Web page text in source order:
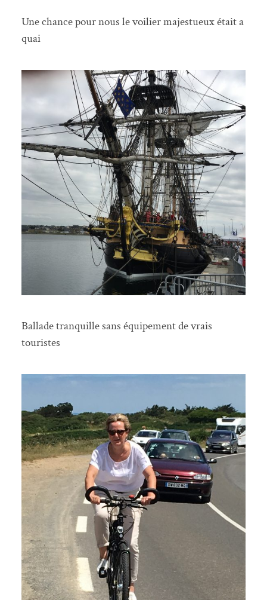
Une chance pour nous le voilier majestueux était a
quai
Ballade tranquille sans équipement de vrais
touristes